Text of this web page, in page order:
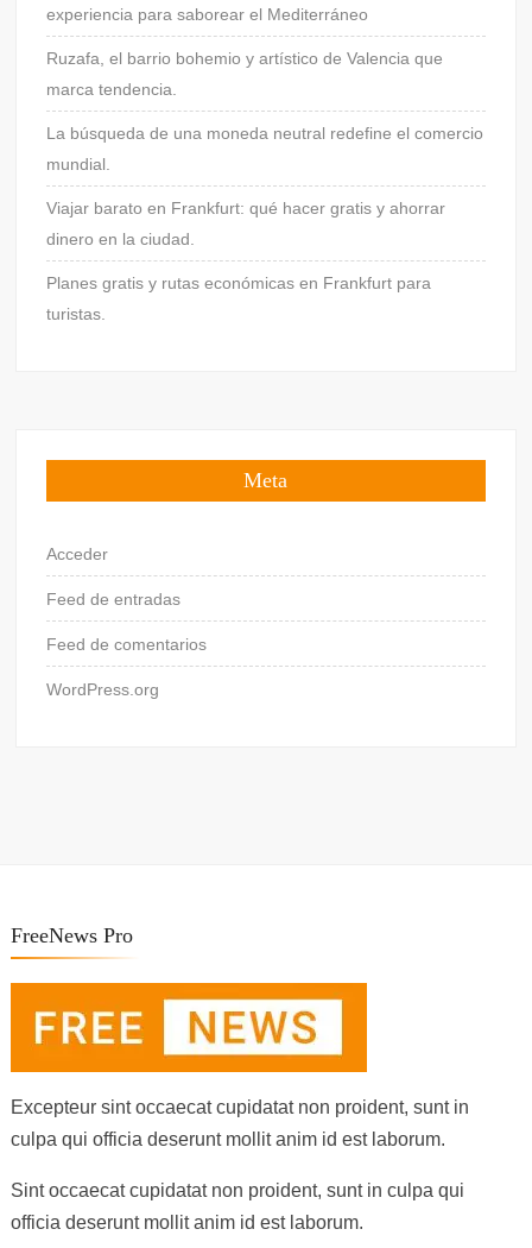
experiencia para saborear el Mediterráneo
Ruzafa, el barrio bohemio y artístico de Valencia que
marca tendencia.
La búsqueda de una moneda neutral redefine el comercio
mundial.
Viajar barato en Frankfurt: qué hacer gratis y ahorrar
dinero en la ciudad.
Planes gratis y rutas económicas en Frankfurt para
turistas.
Meta
Acceder
Feed de entradas
Feed de comentarios
WordPress.org
FreeNews Pro
Excepteur sint occaecat cupidatat non proident, sunt in
culpa qui officia deserunt mollit anim id est laborum.
Sint occaecat cupidatat non proident, sunt in culpa qui
officia deserunt mollit anim id est laborum.